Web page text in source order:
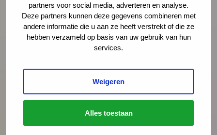
partners voor social media, adverteren en analyse.
Deze partners kunnen deze gegevens combineren met
andere informatie die u aan ze heeft verstrekt of die ze
hebben verzameld op basis van uw gebruik van hun
services.
Weigeren
Alles toestaan
Preventie
Onderzoek
Vakmanschap